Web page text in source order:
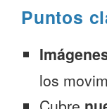
Puntos
los